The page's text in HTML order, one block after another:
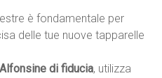
è fondamentale per
delle tue nuove tapparelle
di fiducia, utilizza